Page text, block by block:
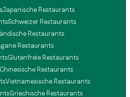
Japanische Restaurants
Schweizer Restaurants
Restaurants
Restaurants
Glutenfreie Restaurants
Chinesische Restaurants
Vietnamesische Restaurants
Griechische Restaurants